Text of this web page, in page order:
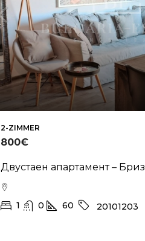
2-ZIMMER
800€
Двустаен апартамент – Бриз
1 0 60 20101203